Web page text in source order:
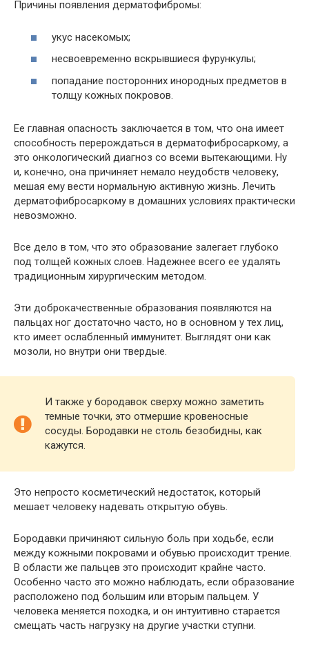
Причины появления дерматофибромы:
укус насекомых;
несвоевременно вскрывшиеся фурункулы;
попадание посторонних инородных предметов в
толщу кожных покровов.
Ее главная опасность заключается в том, что она имеет
способность перерождаться в дерматофибросаркому, а
это онкологический диагноз со всеми вытекающими. Ну
и, конечно, она причиняет немало неудобств человеку,
мешая ему вести нормальную активную жизнь. Лечить
дерматофибросаркому в домашних условиях практически
невозможно.
Все дело в том, что это образование залегает глубоко
под толщей кожных слоев. Надежнее всего ее удалять
традиционным хирургическим методом.
Эти доброкачественные образования появляются на
пальцах ног достаточно часто, но в основном у тех лиц,
кто имеет ослабленный иммунитет. Выглядят они как
мозоли, но внутри они твердые.
И также у бородавок сверху можно заметить
темные точки, это отмершие кровеносные
сосуды. Бородавки не столь безобидны, как
кажутся.
Это непросто косметический недостаток, который
мешает человеку надевать открытую обувь.
Бородавки причиняют сильную боль при ходьбе, если
между кожными покровами и обувью происходит трение.
В области же пальцев это происходит крайне часто.
Особенно часто это можно наблюдать, если образование
расположено под большим или вторым пальцем. У
человека меняется походка, и он интуитивно старается
смещать часть нагрузку на другие участки ступни.